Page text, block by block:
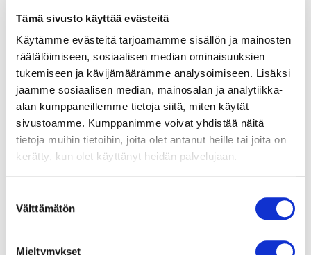
Tämä sivusto käyttää evästeitä
Käytämme evästeitä tarjoamamme sisällön ja mainosten
räätälöimiseen, sosiaalisen median ominaisuuksien
tukemiseen ja kävijämäärämme analysoimiseen. Lisäksi
jaamme sosiaalisen median, mainosalan ja analytiikka-
alan kumppaneillemme tietoja siitä, miten käytät
sivustoamme. Kumppanimme voivat yhdistää näitä
tietoja muihin tietoihin, joita olet antanut heille tai joita on
kerätty, kun olet käyttänyt heidän palvelujaan.
Välttämätön
Mieltymykset
+ Täysasennus passiivikoteloon (Mini PC)